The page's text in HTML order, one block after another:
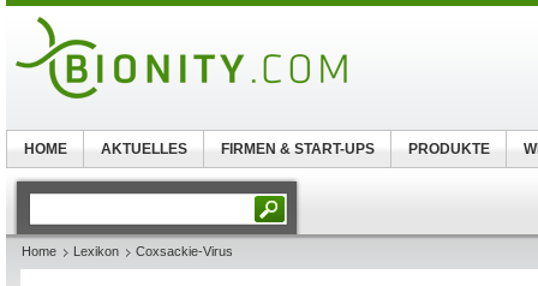
Home Lexikon Coxsackie-Virus
HOME AKTUELLES FIRMEN & START-UPS PRODUKTE